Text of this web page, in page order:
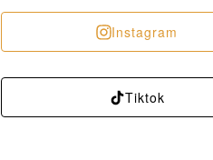
Instagram
Tiktok